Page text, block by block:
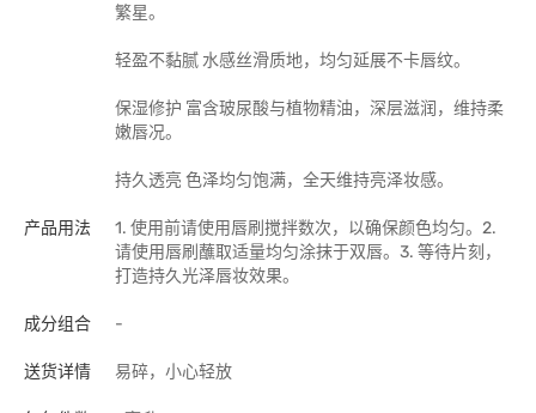
繁星。
轻盈不黏腻 水感丝滑质地，均匀延展不卡唇纹。
保湿修护 富含玻尿酸与植物精油，深层滋润，维持柔
嫩唇况。
持久透亮 色泽均匀饱满，全天维持亮泽妆感。
产品用法
1. 使用前请使用唇刷搅拌数次，以确保颜色均匀。2.
请使用唇刷蘸取适量均匀涂抹于双唇。3. 等待片刻，
打造持久光泽唇妆效果。
成分组合 -
送货详情 易碎，小心轻放